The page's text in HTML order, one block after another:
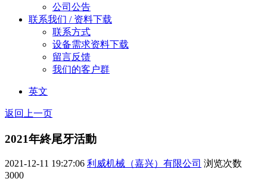
公司公告
联系我们 / 资料下载
联系方式
设备需求资料下载
留言反馈
我们的客户群
英文
返回上一页
2021年終尾牙活動
2021-12-11 19:27:06 利威机械（嘉兴）有限公司 浏览次数
3000